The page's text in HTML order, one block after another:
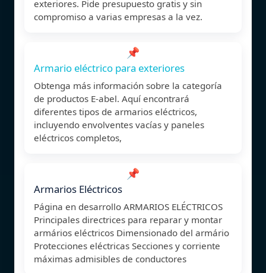
exteriores. Pide presupuesto gratis y sin
compromiso a varias empresas a la vez.
📌
Armario eléctrico para exteriores
Obtenga más información sobre la categoría
de productos E-abel. Aquí encontrará
diferentes tipos de armarios eléctricos,
incluyendo envolventes vacías y paneles
eléctricos completos,
📌
Armarios Eléctricos
Página en desarrollo ARMARIOS ELÉCTRICOS
Principales directrices para reparar y montar
armários eléctricos Dimensionado del armário
Protecciones eléctricas Secciones y corriente
máximas admisibles de conductores